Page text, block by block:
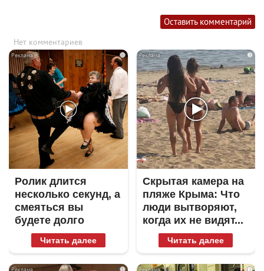
Оставить комментарий
Нет комментариев
i
Ролик длится
несколько секунд, а
смеяться вы
будете долго
Читать далее
i
Скрытая камера на
пляже Крыма: Что
люди вытворяют,
когда их не видят...
Читать далее
i i